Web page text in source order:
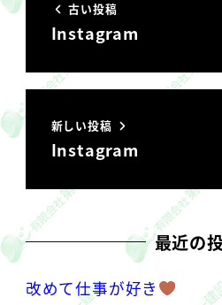
古い投稿
Instagram
新しい投稿
Instagram
最近の
改めて仕事が好き